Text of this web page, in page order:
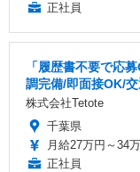
正社員
「履歴書不要で応
調完備/即面接OK/
株式会社Tetote
千葉県
月給27万円～34
正社員